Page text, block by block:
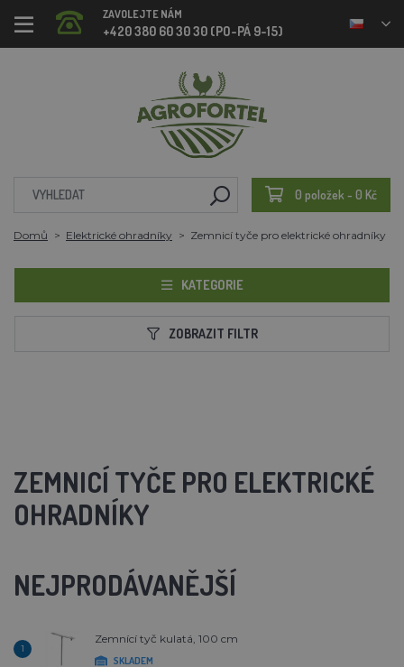
ZAVOLEJTE NÁM
+420 380 60 30 30 (PO-PÁ 9-15)
0 položek - 0 Kč
Domů Elektrické ohradníky Zemnicí tyče pro elektrické ohradníky
KATEGORIE
ZOBRAZIT FILTR
ZEMNICÍ TYČE PRO ELEKTRICKÉ
OHRADNÍKY
NEJPRODÁVANĚJŠÍ
1
Zemnící tyč kulatá, 100 cm
SKLADEM